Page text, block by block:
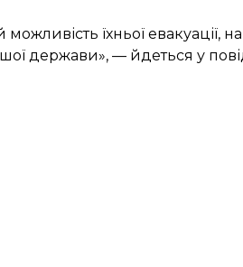
їхньої евакуації,
держави», — йдеться у